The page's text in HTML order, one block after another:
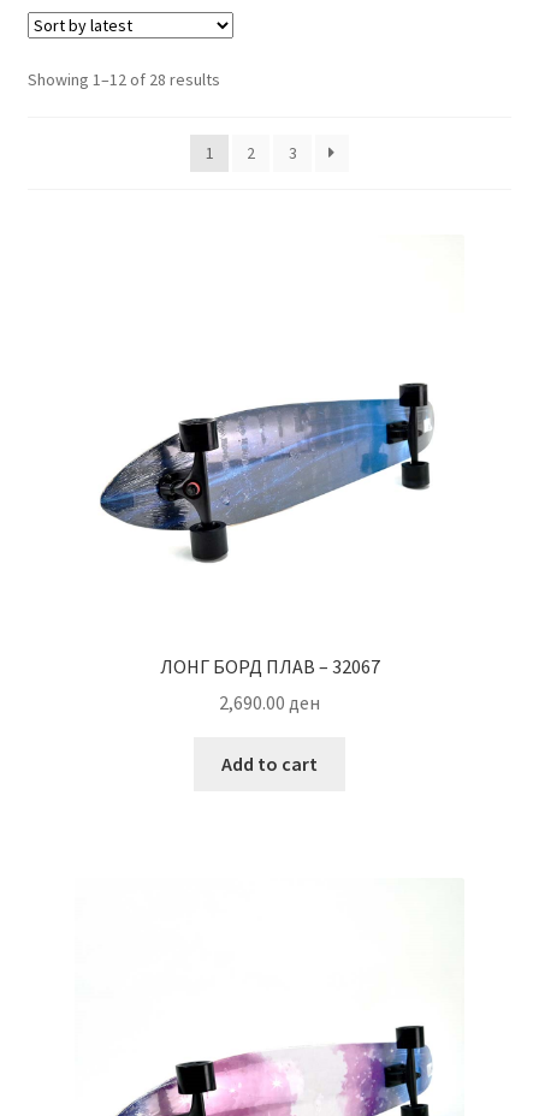
Кошничка
Мој профил
Рекламации и замена на производ
Showing 1–12 of 28 resultsSorted
latest
1
2 3
ЛОНГ БОРД ПЛАВ – 32067
2,690.00 ден
Add to cart